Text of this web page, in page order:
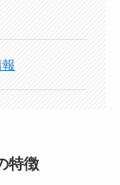
特徴